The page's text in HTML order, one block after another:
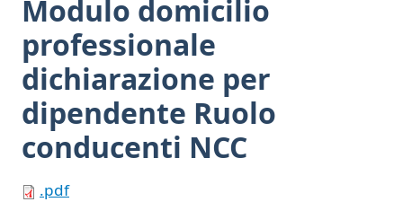
Modulo domicilio
professionale
dichiarazione per
dipendente Ruolo
conducenti NCC
.pdf